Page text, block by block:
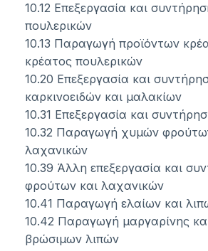
10.12 Επεξεργασία και
πουλερικών
10.13 Παραγωγή προϊόντων
κρέατος πουλερικών
10.20 Επεξεργασία και
καρκινοειδών και μαλακίων
10.31 Επεξεργασία και
10.32 Παραγωγή χυμών
λαχανικών
10.39 Άλλη επεξεργασία και
φρούτων και λαχανικών
10.41 Παραγωγή ελαίων και
10.42 Παραγωγή μαργαρίνης
βρώσιμων λιπών